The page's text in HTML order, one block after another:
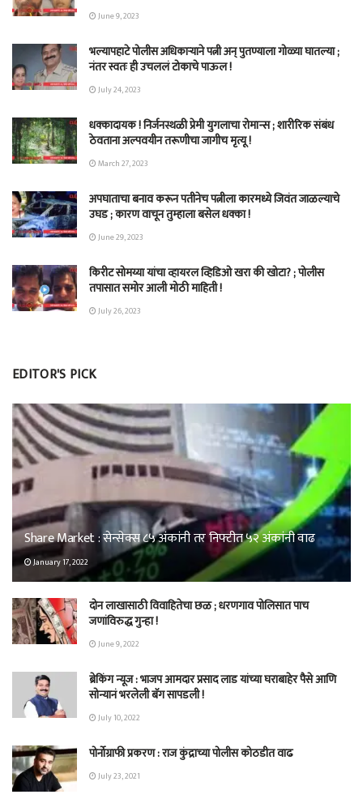
June 9, 2023
भल्यापहाटे पोलीस अधिकाऱ्याने पत्नी अन् पुतण्याला गोळ्या घातल्या ;
नंतर स्वतः ही उचललं टोकाचे पाऊल !
July 24, 2023
धक्कादायक ! निर्जनस्थळी प्रेमी युगलाचा रोमान्स ; शारीरिक संबंध
ठेवताना अल्पवयीन तरूणीचा जागीच मृत्यू !
March 27, 2023
अपघाताचा बनाव करून पतीनेच‎ पत्नीला कारमध्ये जिवंत जाळल्याचे
उघड ; कारण वाचून तुम्हाला बसेल धक्का !
June 29, 2023
किरीट सोमय्या यांचा व्हायरल व्हिडिओ खरा की खोटा? ; पोलीस
तपासात समोर आली मोठी माहिती !
July 26, 2023
EDITOR'S PICK
Share Market : सेन्सेक्स ८५ अंकांनी तर निफ्टीत ५२ अंकांनी वाढ
January 17, 2022
दोन लाखासाठी विवाहितेचा छळ ; धरणगाव पोलिसात पाच
जणांविरुद्ध गुन्हा !
June 9, 2022
ब्रेकिंग न्यूज : भाजप आमदार प्रसाद लाड यांच्या घराबाहेर पैसे आणि
सोन्यानं भरलेली बॅग सापडली !
July 10, 2022
पोर्नोग्राफी प्रकरण : राज कुंद्राच्या पोलीस कोठडीत वाढ
July 23, 2021